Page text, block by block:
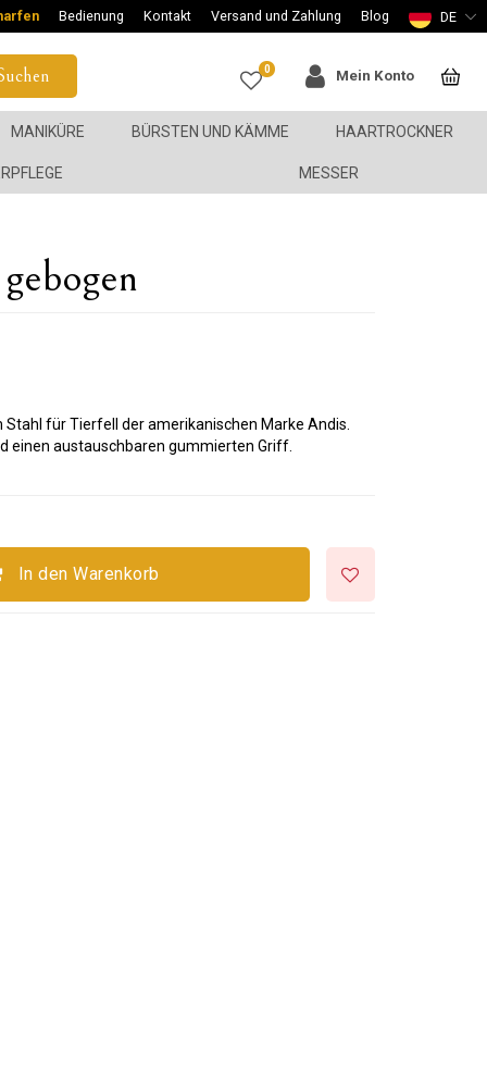
Bedienung Kontakt Versand und Zahlung Blog DE
0 Mein Konto
MANIKÜRE BÜRSTEN UND KÄMME HAARTROCKNER
MESSER
für Tierfell der amerikanischen Marke Andis.
einen austauschbaren gummierten Griff.
In den Warenkorb